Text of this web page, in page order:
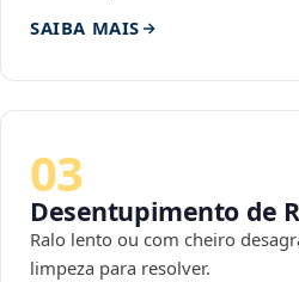
SAIBA MAIS
03
Desentupimento de
Ralo lento ou com cheiro
limpeza para resolver.